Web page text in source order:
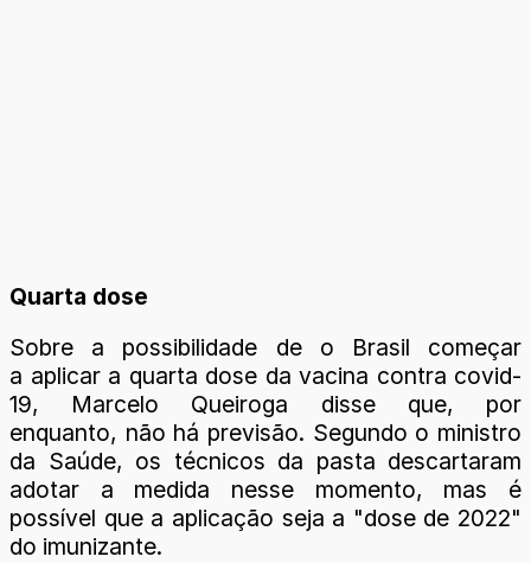
Quarta dose
Sobre a possibilidade de o Brasil começar
a aplicar a quarta dose da vacina contra covid-
19, Marcelo Queiroga disse que, por
enquanto, não há previsão. Segundo o ministro
da Saúde, os técnicos da pasta descartaram
adotar a medida nesse momento, mas é
possível que a aplicação seja a "dose de 2022"
do imunizante.